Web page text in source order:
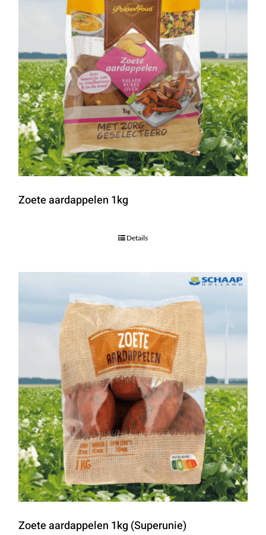
Zoete aardappelen 1kg
Details
Zoete aardappelen 1kg (Superunie)